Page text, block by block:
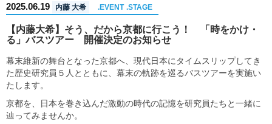
2025.06.19 内藤 大希 .EVENT .STAGE
【内藤大希】そう、だから京都に行こう！ 「時をかけ・
る」バスツアー 開催決定のお知らせ
幕末維新の舞台となった京都へ、現代日本にタイムスリップしてき
た歴史研究員５人とともに、幕末の軌跡を巡るバスツアーを実施い
たします。
京都を、日本を巻き込んだ激動の時代の記憶を研究員たちと一緒に
辿ってみませんか。